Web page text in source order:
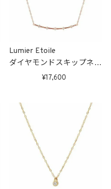
Lumier Etoile
ダイヤモンドスキップネッ
クレス(ピンクゴールド)
17,600